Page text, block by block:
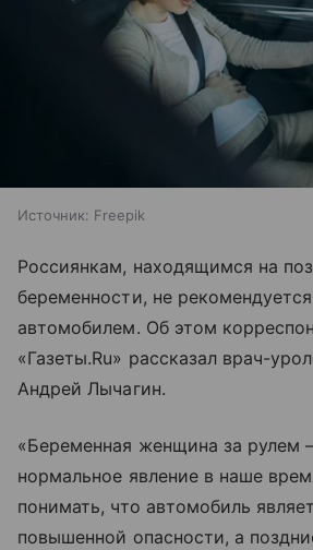
Источник: Freepik
Россиянкам, находящимся на
беременности, не
автомобилем. Об этом
«Газеты.Ru» рассказал врач-
Андрей Лычагин.
«Беременная женщина за рулем
нормальное явление в наше
понимать, что автомобиль
повышенной опасности, а